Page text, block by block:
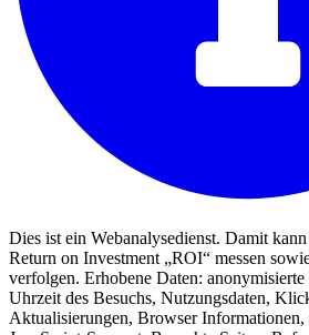
Dies ist ein Webanalysedienst. Damit
Return on Investment „ROI“ messen
verfolgen. Erhobene Daten:
Uhrzeit des Besuchs, Nutzungsdaten,
Aktualisierungen, Browser Informationen,